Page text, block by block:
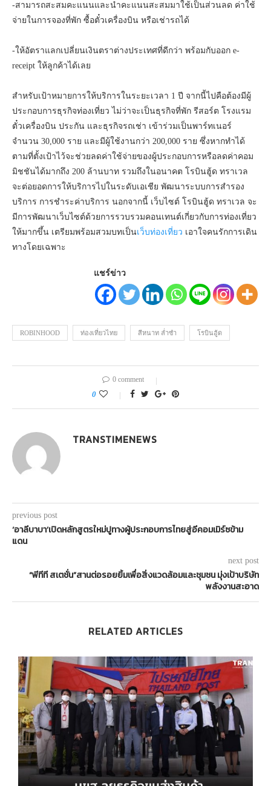
-สามารถสะสมคะแนนและนำคะแนนสะสมมาใช้เป็นส่วนลด ค่าใช้
จ่ายในการจองที่พัก ซื้อตั๋วเครื่องบิน หรือเช่ารถได้
-ให้อัตราแลกเปลี่ยนเงินตราต่างประเทศที่ดีกว่า พร้อมกับออก e-
receipt ให้ลูกค้าได้เลย
สำหรับเป้าหมายการให้บริการในระยะเวลา 1 ปี จากนี้ไปคือต้องมีผู้
ประกอบการธุรกิจท่องเที่ยว ไม่ว่าจะเป็นธุรกิจที่พัก รีสอร์ต โรงแรม
ตั๋วเครื่องบิน ประกัน และธุรกิจรถเช่า เข้าร่วมเป็นพาร์ทเนอร์
จำนวน 30,000 ราย และมีผู้ใช้งานกว่า 200,000 ราย ซึ่งหากทำได้
ตามที่ตั้งเป้าไว้จะช่วยลดค่าใช้จ่ายของผู้ประกอบการหรือลดค่าคอม
มิชชันได้มากถึง 200 ล้านบาท รวมถึงในอนาคต โรบินฮู้ด ทราเวล
จะต่อยอดการให้บริการไปในระดับเอเชีย พัฒนาระบบการสำรอง
บริการ การชำระค่าบริการ นอกจากนี้ เว็บไซต์ โรบินฮู้ด ทราเวล จะ
มีการพัฒนาเว็บไซต์ด้วยการรวบรวมคอนเทนต์เกี่ยวกับการท่องเที่ยว
ให้มากขึ้น เตรียมพร้อมสวมบทเป็นเว็บท่องเที่ยว เอาใจคนรักการเดิน
ทางโดยเฉพาะ
แชร์ข่าว
ROBINHOOD ท่องเที่ยวไทย สีหนาท ล่ำซำ โรบินฮู้ด
0 comment
0
TRANSTIMENEWS
previous post
‘อาลีบาบา’เปิดหลักสูตรใหม่ปูทางผู้ประกอบการไทยสู่อีคอมเมิร์ซข้าม
แดน
next post
“พีทีที สเตชั่น”สานต่อรอยยิ้มเพื่อสิ่งแวดล้อมและชุมชน มุ่งเป้าบริษัท
พลังงานสะอาด
RELATED ARTICLES